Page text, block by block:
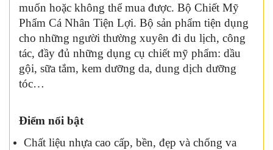
muốn hoặc không thể mua được. Bộ Chiết Mỹ
Phẩm Cá Nhân Tiện Lợi. Bộ sản phẩm tiện dụng
cho những người thường xuyên đi du lịch, công
tác, đầy đủ những dụng cụ chiết mỹ phẩm: dầu
gội, sữa tắm, kem dưỡng da, dung dịch dưỡng
tóc…
Điểm nổi bật
Chất liệu nhựa cao cấp, bền, đẹp và chống va